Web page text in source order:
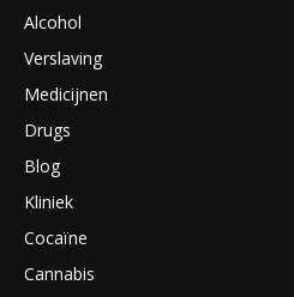
Alcohol
Verslaving
Medicijnen
Drugs
Blog
Kliniek
Cocaïne
Cannabis